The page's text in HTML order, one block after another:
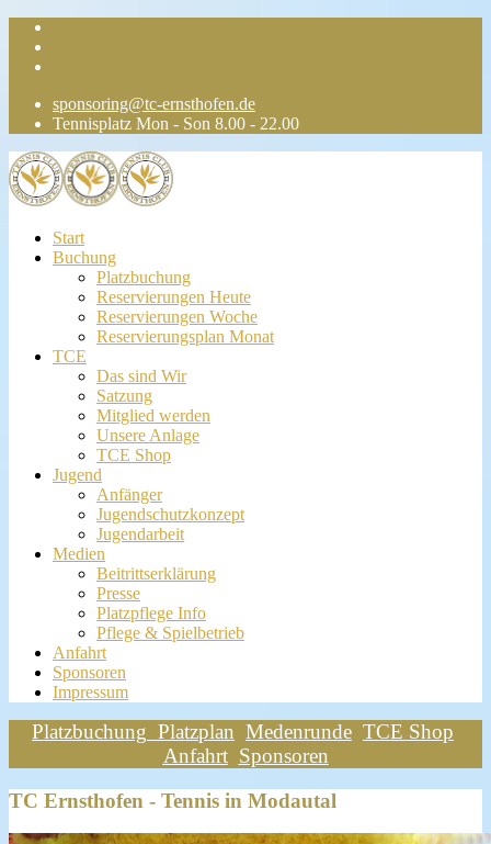
sponsoring@tc-ernsthofen.de
Tennisplatz Mon - Son 8.00 - 22.00
Start
Buchung
Platzbuchung
Reservierungen Heute
Reservierungen Woche
Reservierungsplan Monat
TCE
Das sind Wir
Satzung
Mitglied werden
Unsere Anlage
TCE Shop
Jugend
Anfänger
Jugendschutzkonzept
Jugendarbeit
Medien
Beitrittserklärung
Presse
Platzpflege Info
Pflege & Spielbetrieb
Anfahrt
Sponsoren
Impressum
Platzbuchung Platzplan Medenrunde TCE Shop
Anfahrt Sponsoren
TC Ernsthofen - Tennis in Modautal